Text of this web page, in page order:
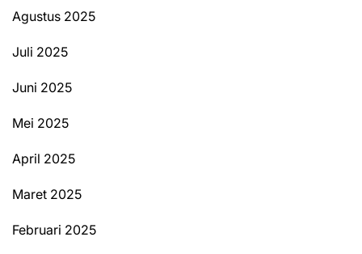
Agustus 2025
Juli 2025
Juni 2025
Mei 2025
April 2025
Maret 2025
Februari 2025